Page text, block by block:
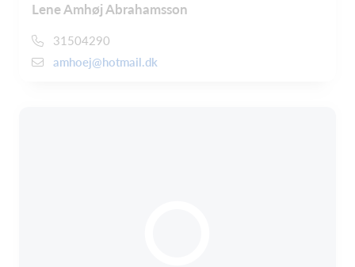
Lene Amhøj Abrahamsson
31504290
amhoej@hotmail.dk